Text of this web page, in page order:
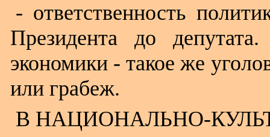
- ответственность
Президента до
экономики - такое же
или грабеж.
В НАЦИОНАЛЬНО-